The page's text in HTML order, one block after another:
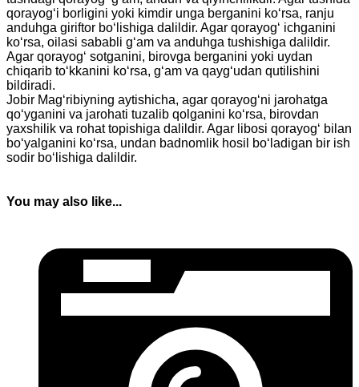
qorayog‘i borligini yoki kimdir unga berganini ko‘rsa, ranju
anduhga giriftor bo‘lishiga dalildir. Agar qorayog‘ ichganini
ko‘rsa, oilasi sababli g‘am va anduhga tushishiga dalildir.
Agar qorayog‘ sotganini, birovga berganini yoki uydan
chiqarib to‘kkanini ko‘rsa, g‘am va qayg‘udan qutilishini
bildiradi.
Jobir Mag‘ribiyning aytishicha, agar qorayog‘ni jarohatga
qo‘yganini va jarohati tuzalib qolganini ko‘rsa, birovdan
yaxshilik va rohat topishiga dalildir. Agar libosi qorayog‘ bilan
bo‘yalganini ko‘rsa, undan badnomlik hosil bo‘ladigan bir ish
sodir bo‘lishiga dalildir.
You may also like...